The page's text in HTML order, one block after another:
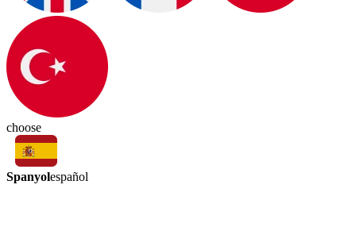
choose
Spanyolespañol